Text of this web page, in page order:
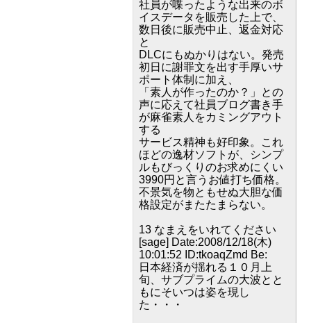
社員が喋ったような出来のボ
イスデータを販売した上で、
数日後に販売中止、返金対応
と
DLCにもぬかりはない。発売
初日に謝罪文を出す手厚いサ
ポート体制に加え、
「素人が作ったのか？」との
声に応えて社員ブログ書き手
が麻雀素人をカミングアウト
する
サービス精神も好印象。これ
ほどの逸材ソフトが、シンプ
ルもびっくりのお求めにくい
3990円と言うお値打ち価格。
不景気を物ともせぬ大胆な価
格設定がまたたまらない。
13 なまえをいれてください
[sage] Date:2008/12/18(木)
10:01:52 ID:tkoaqZmd Be:
日本経済が揺れる１０月上
旬、サブプライムの大波とと
もにそいつは姿を現し
た・・・